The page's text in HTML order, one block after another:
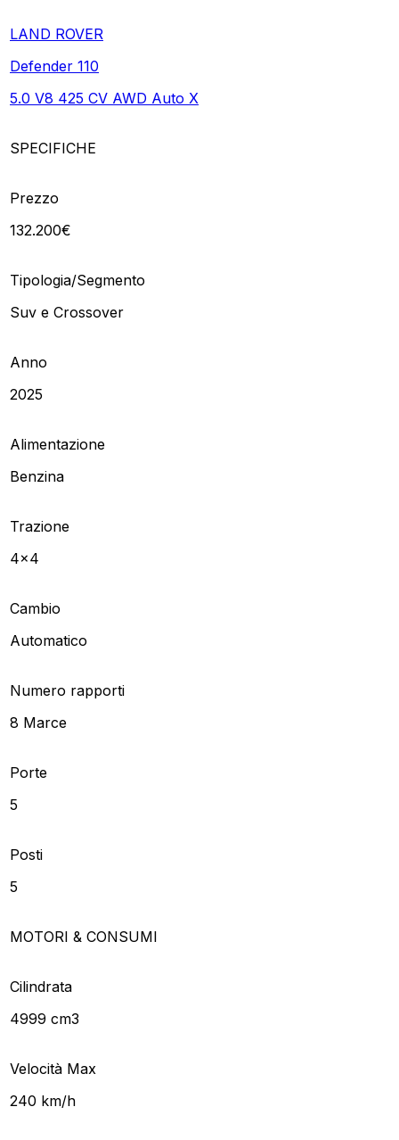
LAND ROVER
Defender 110
5.0 V8 425 CV AWD Auto X
SPECIFICHE
Prezzo
132.200€
Tipologia/Segmento
Suv e Crossover
Anno
2025
Alimentazione
Benzina
Trazione
4x4
Cambio
Automatico
Numero rapporti
8 Marce
Porte
5
Posti
5
MOTORI & CONSUMI
Cilindrata
4999 cm3
Velocità Max
240 km/h